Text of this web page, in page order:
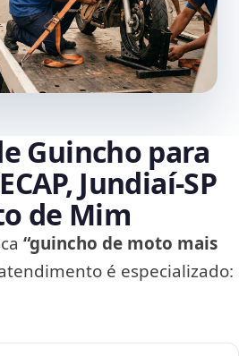
Guincho para
Jundiaí‑SP
de Mim
“guincho de moto mais
é especializado: